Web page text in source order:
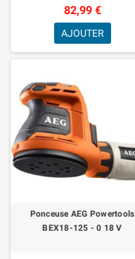
82,99 €
AJOUTER
Ponceuse AEG Powertools
BEX18-125 - 0 18 V